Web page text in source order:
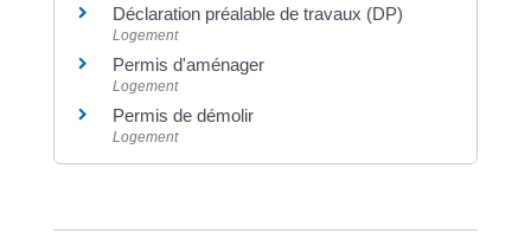
Déclaration préalable de travaux (DP)
Logement
Permis d'aménager
Logement
Permis de démolir
Logement